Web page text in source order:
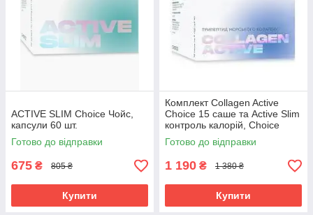
ACTIVE SLIM Choice Чойс,
капсули 60 шт.
Готово до відправки
675 ₴ 805 ₴
Купити
Комплект Collagen Active
Choice 15 саше та Active Slim
контроль калорій, Choice
Готово до відправки
1 190 ₴ 1 380 ₴
Купити